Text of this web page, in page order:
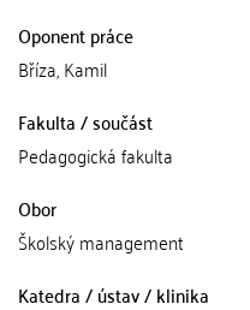
Oponent práce
Bříza, Kamil
Fakulta / součást
Pedagogická fakulta
Obor
Školský management
Katedra / ústav / klinika